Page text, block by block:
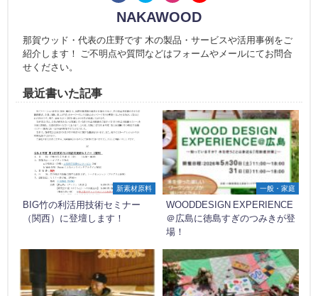
NAKAWOOD
那賀ウッド・代表の庄野です 木の製品・サービスや活用事例をご
紹介します！ ご不明点や質問などはフォームやメールにてお問合
せください。
最近書いた記事
新素材原料
BIG竹の利活用技術セミナー
（関西）に登壇します！
一般・家庭
WOODDESIGN EXPERIENCE
＠広島に徳島すぎのつみきが登
場！